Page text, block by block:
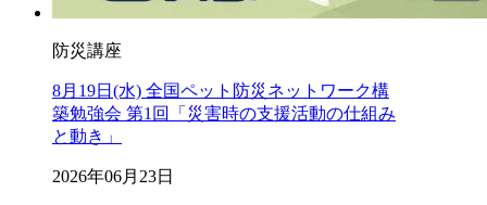
防災講座
8月19日(水) 全国ペット防災ネットワーク構
築勉強会 第1回「災害時の支援活動の仕組み
と動き」
2026年06月23日